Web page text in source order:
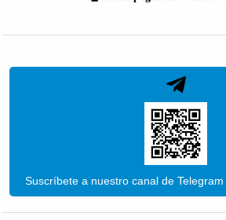
Suscríbete a nuestro canal de